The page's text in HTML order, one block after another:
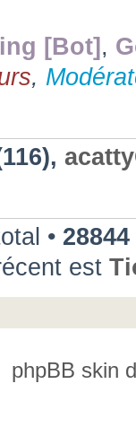
[Bot] ,
,
• 28844
est
phpBB skin